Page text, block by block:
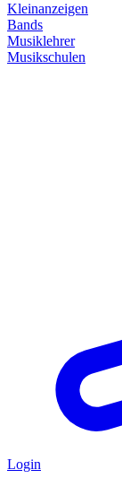
Kleinanzeigen
Bands
Musiklehrer
Musikschulen
Login